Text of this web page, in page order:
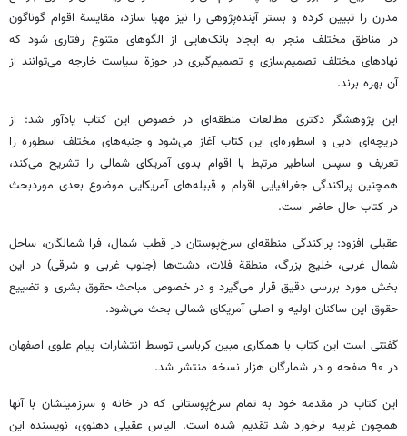
مدرن را تبیین کرده و بستر آینده‌پژوهی را نیز مهیا سازد، مقایسة اقوام گوناگون
در مناطق مختلف منجر به ایجاد بانک‌هایی از الگوهای متنوع رفتاری شود که
نهادهای مختلف تصمیم‌سازی و تصمیم‌گیری درحوزة سیاست خارجه می‌توانند از
آن بهره برند.
این پژوهشگر دکتری مطالعات منطقه‌ای در خصوص این کتاب یادآور شد: از
دریچه‌ای ادبی و اسطوره‌ای این کتاب آغاز می‌شود و جنبه‌های مختلف اسطوره را
تعریف و سپس اساطیر مرتبط با اقوام بدوی آمریکای شمالی را تشریح می‌کند،
همچنین پراکندگی جغرافیایی اقوام و قبیله‌های آمریکایی موضوع بعدی موردبحث
در کتاب حال حاضر است.
عقیلی افزود: پراکندگی منطقه‌ای سرخ‌پوستان در قطب شمال، فرا شمالگان، ساحل
شمال غربی، خلیج بزرگ، منطقة فلات، دشت‌ها (جنوب غربی و شرقی) در این
بخش مورد بررسی دقیق قرار می‌گیرد و در خصوص مباحث حقوق بشری و تضییع
حقوق این ساکنان اولیه و اصلی آمریکای شمالی بحث می‌شود.
گفتنی است این کتاب با همکاری مبین کرباسی توسط انتشارات پیام علوی اصفهان
در ۹۰ صفحه و در شمارگان هزار نسخه منتشر شد.
این کتاب در مقدمه خود به تمام سرخ‌پوستانی که در خانه و سرزمینشان با آنها
همچون غریبه برخورد شد تقدیم شده است. الیاس عقیلی دهنوی، نویسنده این